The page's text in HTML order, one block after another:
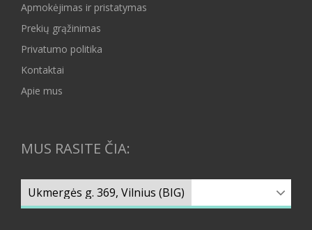
Apmokėjimas ir pristatymas
Prekių grąžinimas
Privatumo politika
Kontaktai
Apie mus
MUS RASITE ČIA: